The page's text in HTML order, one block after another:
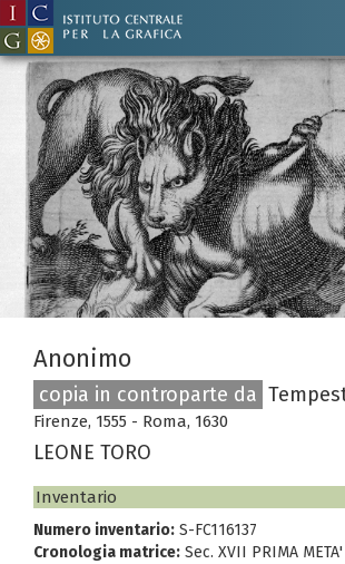
Anonimo
copia in controparte da
Firenze, 1555 - Roma, 1630
LEONE TORO
Inventario
Numero inventario: S-FC116137
Cronologia matrice: Sec. XVII PRIMA META'